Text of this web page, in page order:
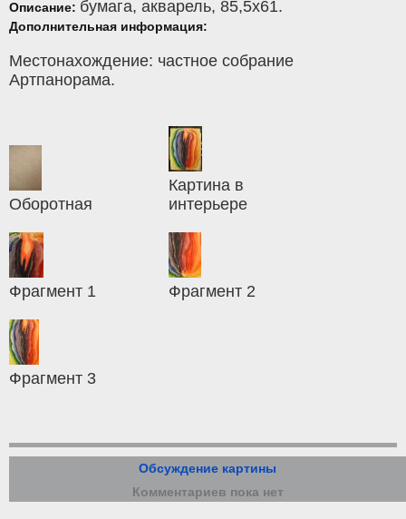
Описание: бумага, акварель, 85,5x61.
Дополнительная информация:
Местонахождение: частное собрание
Артпанорама.
Оборотная
Картина в
интерьере
Фрагмент 1 Фрагмент 2
Фрагмент 3
Обсуждение картины
Комментариев пока нет